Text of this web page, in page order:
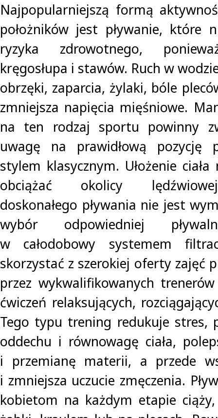
Najpopularniejszą formą
położników jest pływanie, które
ryzyka zdrowotnego,
kręgosłupa i stawów. Ruch w
obrzęki, zaparcia, żylaki, bóle
zmniejsza napięcia mięśniowe.
na ten rodzaj sportu powinny
uwagę na prawidłową pozycję
stylem klasycznym. Ułożenie
obciążać okolicy
doskonałego pływania nie jest
wybór odpowiedniej
w całodobowy systemem
skorzystać z szerokiej oferty zajęć
przez wykwalifikowanych
ćwiczeń relaksujących,
Tego typu trening redukuje stres,
oddechu i równowagę ciała,
i przemianę materii, a przede
i zmniejsza uczucie zmęczenia.
kobietom na każdym etapie ciąży,